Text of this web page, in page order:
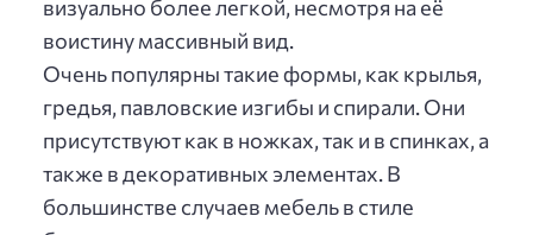
визуально более легкой, несмотря на её
воистину массивный вид.
Очень популярны такие формы, как крылья,
гредья, павловские изгибы и спирали. Они
присутствуют как в ножках, так и в спинках, а
также в декоративных элементах. В
большинстве случаев мебель в стиле